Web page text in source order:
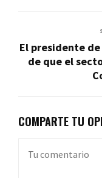
El presidente
de que el
COMPARTE TU